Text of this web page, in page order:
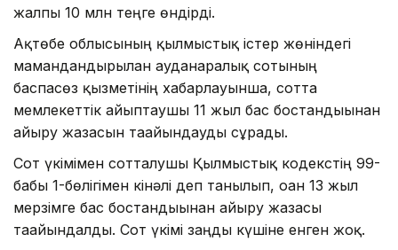
жалпы 10 млн теңге өндірді.
Ақтөбе облысының қылмыстық істер жөніндегі
мамандандырылған ауданаралық сотының
баспасөз қызметінің хабарлауынша, сотта
мемлекеттік айыптаушы 11 жыл бас бостандығынан
айыру жазасын тағайындауды сұрады.
Сот үкімімен сотталушы Қылмыстық кодекстің 99-
бабы 1-бөлігімен кінәлі деп танылып, оған 13 жыл
мерзімге бас бостандығынан айыру жазасы
тағайындалды. Сот үкімі заңды күшіне енген жоқ.